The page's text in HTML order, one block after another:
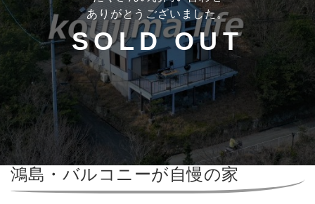
ありがとうございました。
SOLD OUT
鴻島・バルコニーが自慢の家